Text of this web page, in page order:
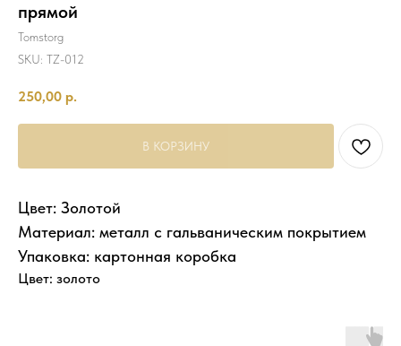
прямой
Tomstorg
SKU: TZ-012
250,00 р.
В КОРЗИНУ
Цвет: Золотой
Материал: металл с гальваническим покрытием
Упаковка: картонная коробка
Цвет: золото